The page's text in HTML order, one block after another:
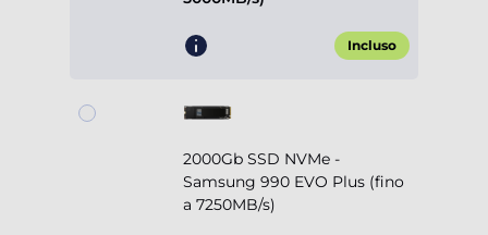
Incluso
2000Gb SSD NVMe -
Samsung 990 EVO Plus (fino
a 7250MB/s)